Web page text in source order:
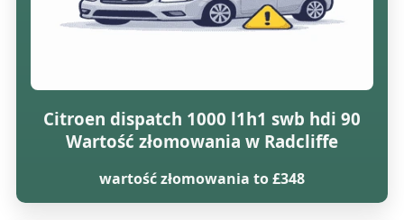
Citroen dispatch 1000 l1h1 swb hdi 90
Wartość złomowania w Radcliffe
wartość złomowania to £348